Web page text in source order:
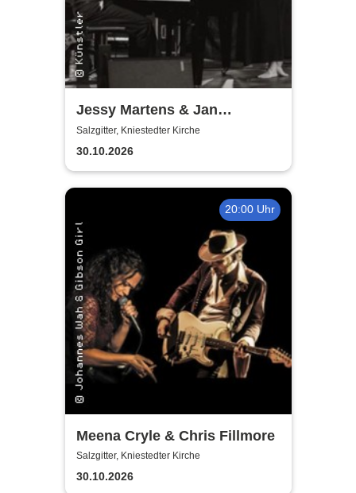
Jessy Martens & Jan
Fischer's Blues Support
Salzgitter, Kniestedter Kirche
30.10.2026
20:00 Uhr
Meena Cryle & Chris Fillmore
Salzgitter, Kniestedter Kirche
30.10.2026